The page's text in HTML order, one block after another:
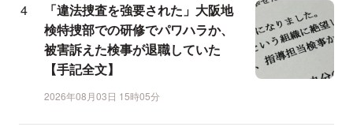
「違法捜査を強要された」大阪地
検特捜部での研修でパワハラか、
被害訴えた検事が退職していた
【手記全文】
2026年08月03日 15時05分